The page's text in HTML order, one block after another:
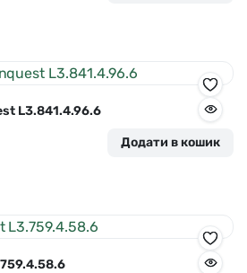
L3.841.4.96.6
Додати в кошик